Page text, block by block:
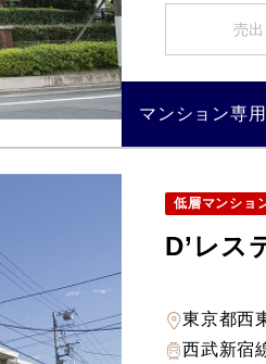
売
マンション専
低層マンショ
D’レス
東京都西
西武新宿